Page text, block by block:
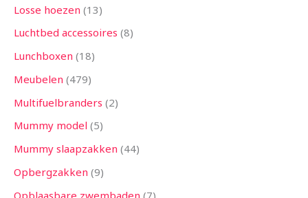
Losse hoezen 13
Luchtbed accessoires 8
Lunchboxen 18
Meubelen 479
Multifuelbranders 2
Mummy model 5
Mummy slaapzakken 44
Opbergzakken 9
Opblaasbare zwembaden 7